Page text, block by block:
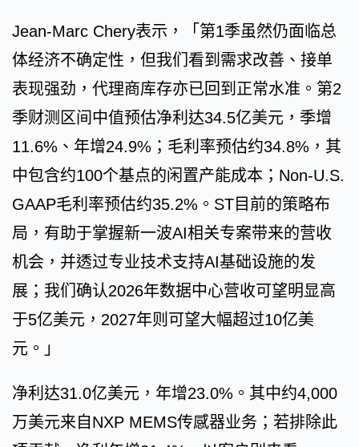
Jean-Marc Chery表示，「第1季虽然仍面临总
体经济不确定性，但我们看到需求改善、接单
表现强劲，代理商库存亦已回到正常水准。第2
季财测区间中值预估净利达34.5亿美元，季增
11.6%、年增24.9%；毛利率预估约34.8%，其
中包含约100个基点的闲置产能成本；Non-U.S.
GAAP毛利率预估约35.2%。ST目前的策略布
局，有助于掌握新一波AI相关专案带来的营收
机会，并透过专业技术支持AI基础设施的发
展；我们确认2026年数据中心营收可望明显高
于5亿美元，2027年则可望大幅超过10亿美
元。」
净利达31.0亿美元，年增23.0%。其中约4,000
万美元来自NXP MEMS传感器业务；若排除此